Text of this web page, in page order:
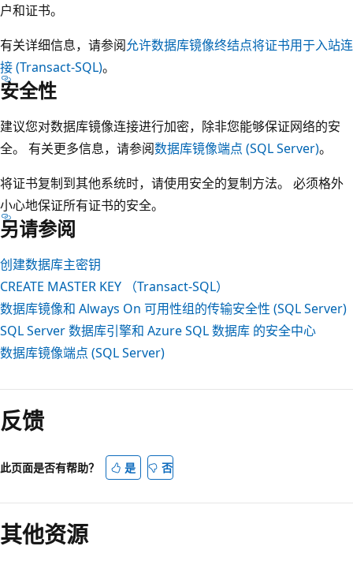
户和证书。
有关详细信息，请参阅允许数据库镜像终结点将证书用于入站连
接 (Transact-SQL)。
安全性
建议您对数据库镜像连接进行加密，除非您能够保证网络的安
全。 有关更多信息，请参阅数据库镜像端点 (SQL Server)。
将证书复制到其他系统时，请使用安全的复制方法。 必须格外
小心地保证所有证书的安全。
另请参阅
创建数据库主密钥
CREATE MASTER KEY （Transact-SQL）
数据库镜像和 Always On 可用性组的传输安全性 (SQL Server)
SQL Server 数据库引擎和 Azure SQL 数据库 的安全中心
数据库镜像端点 (SQL Server)
读
模
已
用
反馈
此页面是否有帮助？ 是 否
其他资源